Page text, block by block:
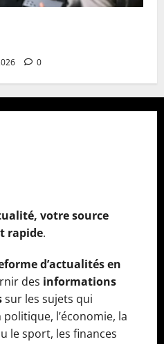
0
votre source
rapide.
d’actualités en
des informations
sur les sujets qui
l’économie, la
le sport, les finances